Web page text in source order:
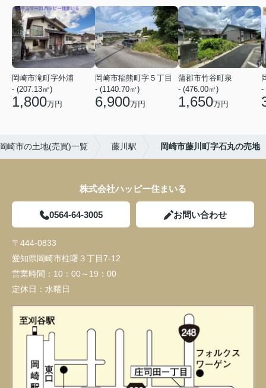
岡崎市滝町字外浦
- (207.13㎡)
1,800万円
岡崎市稲熊町字５丁目
- (1140.70㎡)
6,900万円
蒲郡市竹谷町泉
- (476.00㎡)
1,650万円
-
崎市の土地(売買)一覧 藤川駅 岡崎市藤川町字石丸の売地
株式会社ハッピー住まいる
0564-64-3005 お問い合わせ
〒444-0833
愛知県岡崎市柱曙３丁目7-12
営業時間： 10：00～19：00
定休日： 水曜日